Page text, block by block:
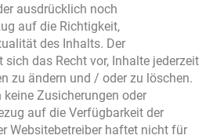
ausdrücklich noch
auf die Richtigkeit,
des Inhalts. Der
sich das Recht vor, Inhalte jederzeit
zu ändern und / oder zu löschen.
Zusicherungen oder
auf die Verfügbarkeit der
Websitebetreiber haftet nicht für